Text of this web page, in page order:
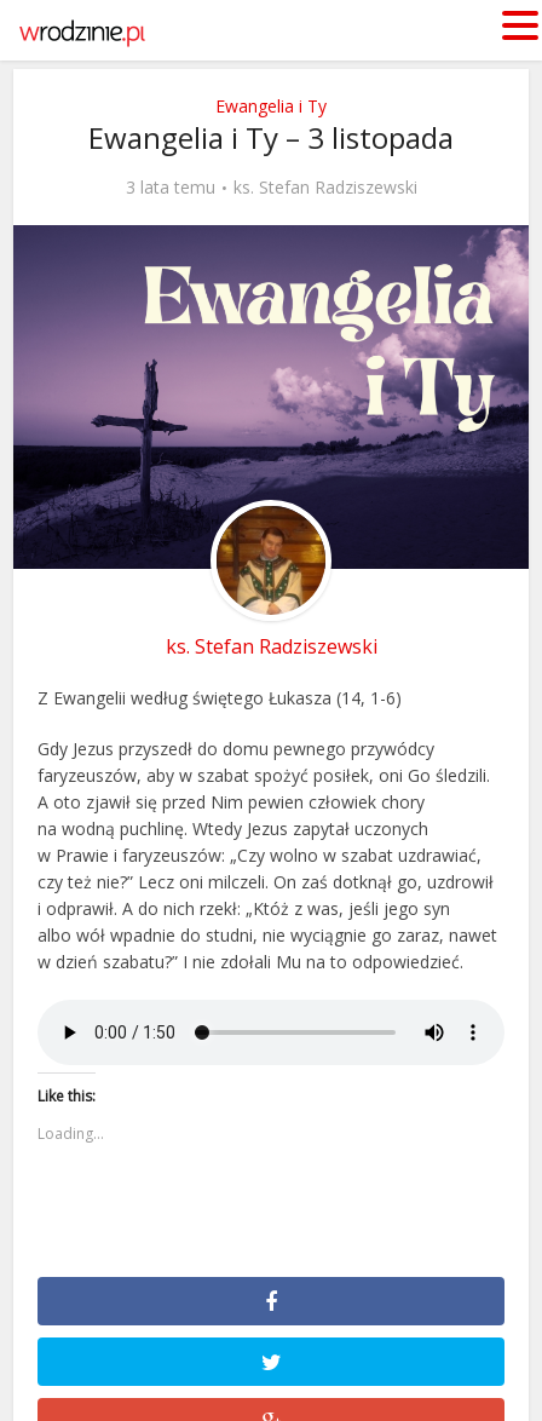
Ewangelia i Ty
Ewangelia i Ty – 3 listopada
3 lata temu ks. Stefan Radziszewski
ks. Stefan Radziszewski
Z Ewangelii według świętego Łukasza (14, 1-6)
Gdy Jezus przyszedł do domu pewnego przywódcy
faryzeuszów, aby w szabat spożyć posiłek, oni Go śledzili.
A oto zjawił się przed Nim pewien człowiek chory
na wodną puchlinę. Wtedy Jezus zapytał uczonych
w Prawie i faryzeuszów: „Czy wolno w szabat uzdrawiać,
czy też nie?” Lecz oni milczeli. On zaś dotknął go, uzdrowił
i odprawił. A do nich rzekł: „Któż z was, jeśli jego syn
albo wół wpadnie do studni, nie wyciągnie go zaraz, nawet
w dzień szabatu?” I nie zdołali Mu na to odpowiedzieć.
Like this:
Loading...